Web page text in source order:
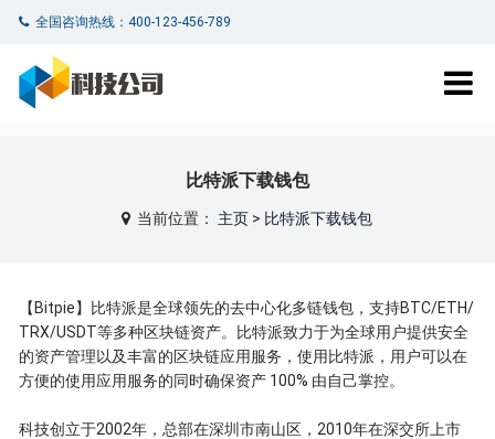
全国咨询热线：400-123-456-789
比特派下载钱包
当前位置： 主页 > 比特派下载钱包
【Bitpie】比特派是全球领先的去中心化多链钱包，支持BTC/ETH/
TRX/USDT等多种区块链资产。比特派致力于为全球用户提供安全
的资产管理以及丰富的区块链应用服务，使用比特派，用户可以在
方便的使用应用服务的同时确保资产 100% 由自己掌控。
科技创立于2002年，总部在深圳市南山区，2010年在深交所上市